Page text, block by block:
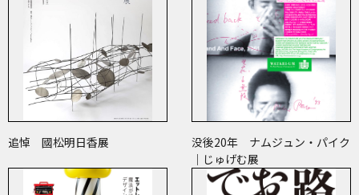
追悼 國松明日香展
没後20年 ナムジュン・パイク
｜じゅげむ展